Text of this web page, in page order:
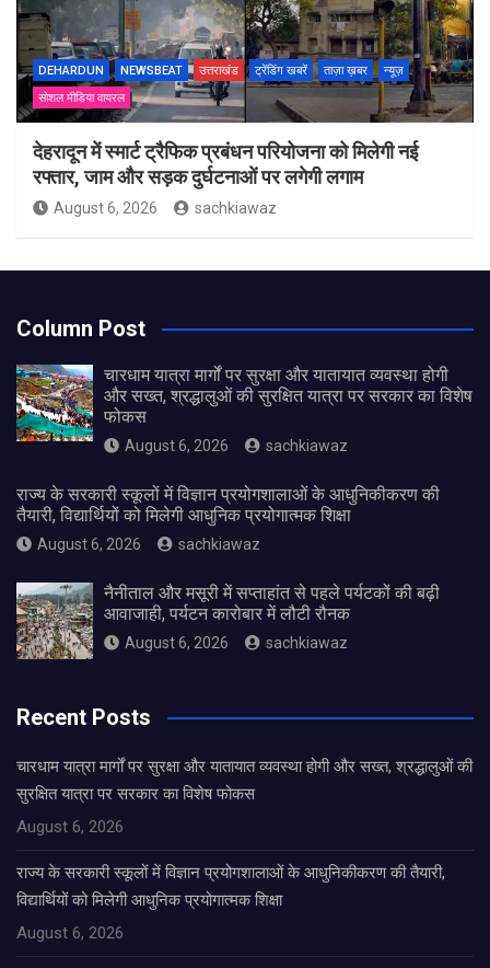
DEHARDUN NEWSBEAT उत्तराखंड ट्रेंडिंग खबरें ताज़ा ख़बर
न्यूज़
सोशल मीडिया वायरल
देहरादून में स्मार्ट ट्रैफिक प्रबंधन परियोजना को मिलेगी नई
रफ्तार, जाम और सड़क दुर्घटनाओं पर लगेगी लगाम
August 6, 2026 sachkiawaz
Column Post
चारधाम यात्रा मार्गों पर सुरक्षा और यातायात व्यवस्था होगी
और सख्त, श्रद्धालुओं की सुरक्षित यात्रा पर सरकार का विशेष
फोकस
August 6, 2026 sachkiawaz
राज्य के सरकारी स्कूलों में विज्ञान प्रयोगशालाओं के आधुनिकीकरण की
तैयारी, विद्यार्थियों को मिलेगी आधुनिक प्रयोगात्मक शिक्षा
August 6, 2026 sachkiawaz
नैनीताल और मसूरी में सप्ताहांत से पहले पर्यटकों की बढ़ी
आवाजाही, पर्यटन कारोबार में लौटी रौनक
August 6, 2026 sachkiawaz
Recent Posts
चारधाम यात्रा मार्गों पर सुरक्षा और यातायात व्यवस्था होगी और सख्त, श्रद्धालुओं की
सुरक्षित यात्रा पर सरकार का विशेष फोकस
August 6, 2026
राज्य के सरकारी स्कूलों में विज्ञान प्रयोगशालाओं के आधुनिकीकरण की तैयारी,
विद्यार्थियों को मिलेगी आधुनिक प्रयोगात्मक शिक्षा
August 6, 2026